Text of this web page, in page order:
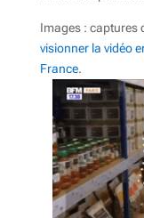
Images : captures
visionner la vidéo
France.